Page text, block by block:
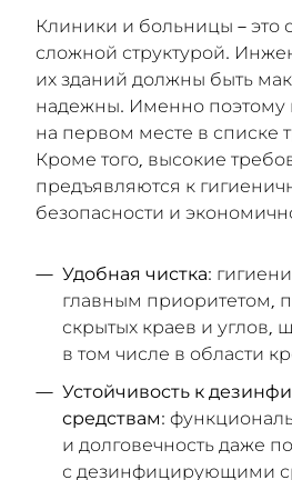
Клиники и больницы – это
сложной структурой.
их зданий должны быть
надежны. Именно поэтому
на первом месте в списке
Кроме того, высокие
предъявляются к
безопасности и
Удобная чистка:
главным приоритетом,
скрытых краев и углов,
в том числе в области
Устойчивость к
средствам:
и долговечность даже
с дезинфицирующими